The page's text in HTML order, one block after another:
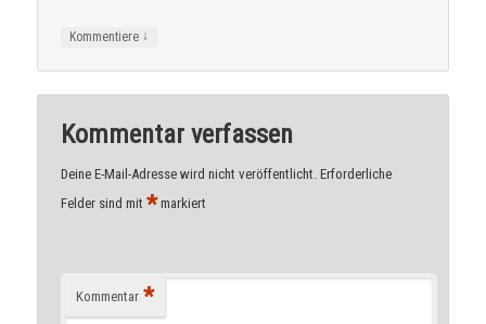
Kommentiere ↓
Kommentar verfassen
Deine E-Mail-Adresse wird nicht veröffentlicht. Erforderliche
Felder sind mit*markiert
Kommentar *